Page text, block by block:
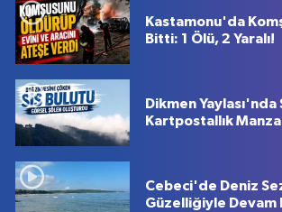
Kastamonu'da
Bitti: 1 Ölü, 2 Yaralı!
Dikmen Yaylası'nda
Kartpostallık
Cebeci'de Deniz
Güzelliğiyle Devam